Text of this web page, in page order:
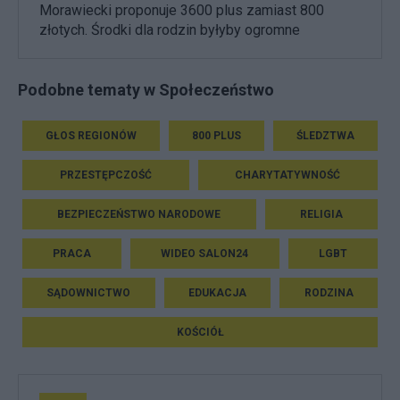
Morawiecki proponuje 3600 plus zamiast 800
złotych. Środki dla rodzin byłyby ogromne
Podobne tematy w Społeczeństwo
GŁOS REGIONÓW 800 PLUS ŚLEDZTWA
PRZESTĘPCZOŚĆ CHARYTATYWNOŚĆ
BEZPIECZEŃSTWO NARODOWE RELIGIA
PRACA WIDEO SALON24 LGBT
SĄDOWNICTWO EDUKACJA RODZINA
KOŚCIÓŁ